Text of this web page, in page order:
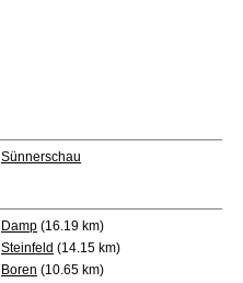
Sünnerschau
Damp (16.19 km)
Steinfeld (14.15 km)
Boren (10.65 km)